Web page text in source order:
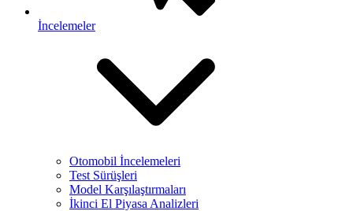
İncelemeler
Otomobil İncelemeleri
Test Sürüşleri
Model Karşılaştırmaları
İkinci El Piyasa Analizleri